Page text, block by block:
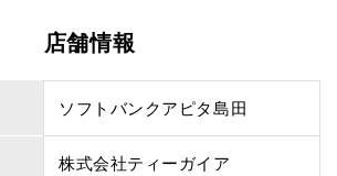
店舗情報
ソフトバンクアピタ島田
株式会社ティーガイア